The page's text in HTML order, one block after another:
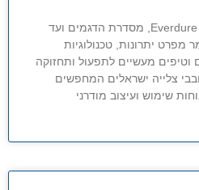
היכרות מעמיקה עם גריל גז Everdure, מסדרת הדגמים ועד
מפרט יתרונות, טכנולוגיות
וטיפים מעשיים לתפעול ותחזוקה
צלייה ישראלים המחפשים
שימוש ועיצוב מודרני